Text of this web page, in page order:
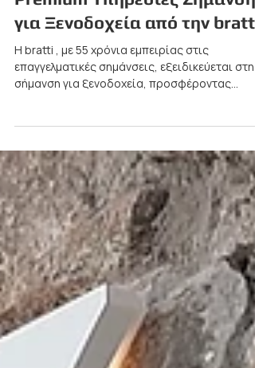
25 Ιουν 2024
Premium Υπηρεσίες Σήμανσης
για Ξενοδοχεία από την bratti
Η bratti , με 55 χρόνια εμπειρίας στις
επαγγελματικές σημάνσεις, εξειδικεύεται στη
σήμανση για ξενοδοχεία, προσφέροντας
ολοκληρωμένες...